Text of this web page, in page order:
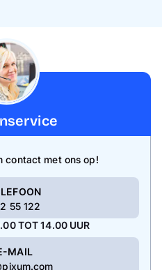
contact met ons op!
55 122
TOT 14.00 UUR
MAIL